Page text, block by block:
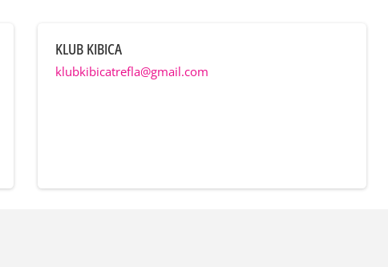
KLUB KIBICA
klubkibicatrefla@gmail.com